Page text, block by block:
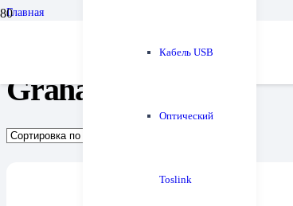
Кабель USB
Оптический
Toslink
Главная
Graham Slee